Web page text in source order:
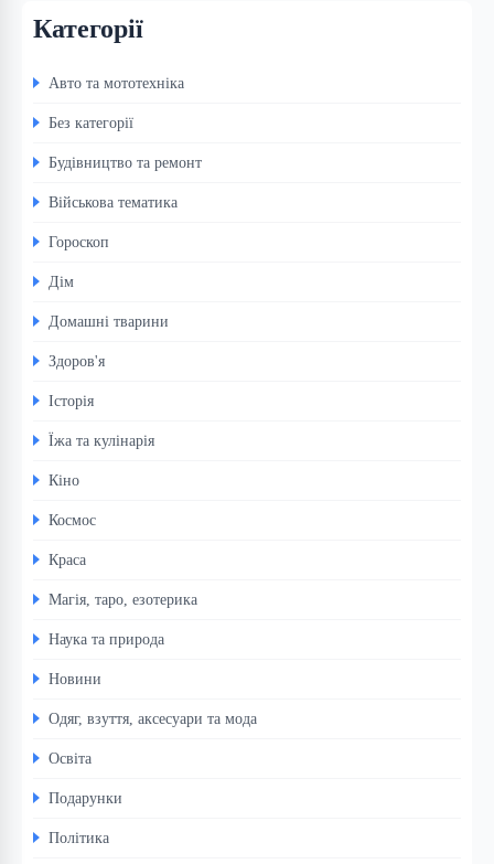
Категорії
Авто та мототехніка
Без категорії
Будівництво та ремонт
Військова тематика
Гороскоп
Дім
Домашні тварини
Здоров'я
Історія
Їжа та кулінарія
Кіно
Космос
Краса
Магія, таро, езотерика
Наука та природа
Новини
Одяг, взуття, аксесуари та мода
Освіта
Подарунки
Політика